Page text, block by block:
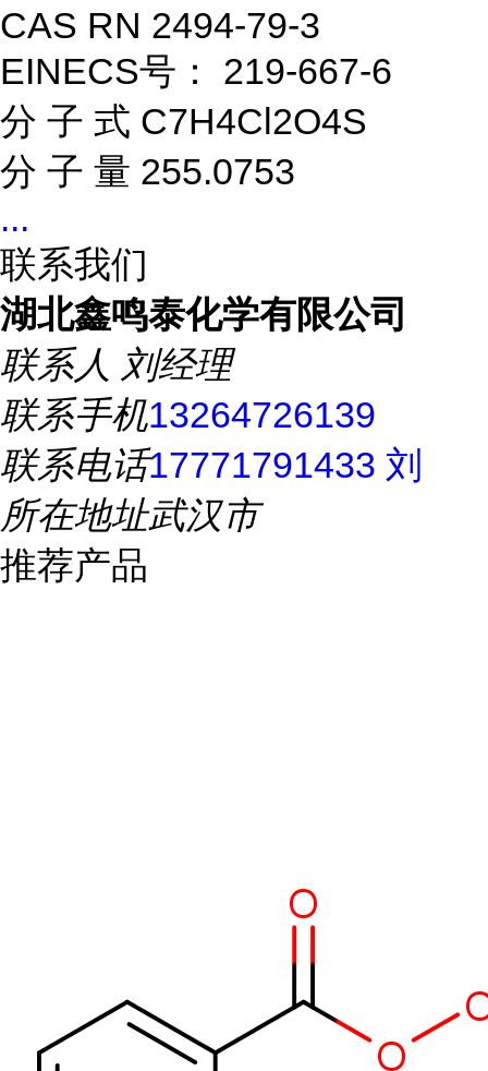
CAS RN 2494-79-3
EINECS号： 219-667-6
分 子 式 C7H4Cl2O4S
分 子 量 255.0753
...
联系我们
湖北鑫鸣泰化学有限公司
联系人 刘经理
联系手机13264726139
联系电话17771791433 刘
所在地址武汉市
推荐产品